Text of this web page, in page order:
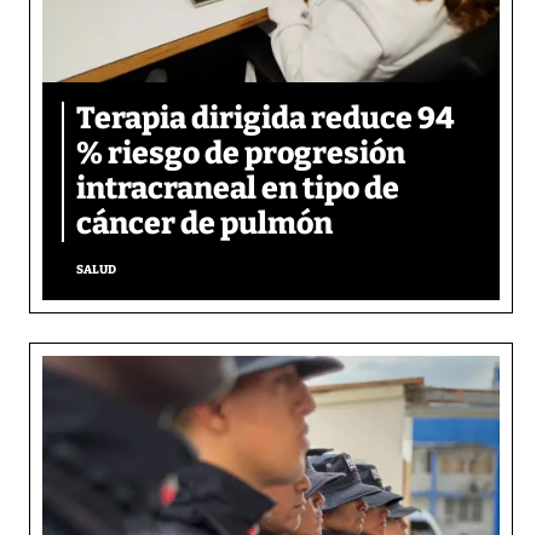
Terapia dirigida reduce 94
% riesgo de progresión
intracraneal en tipo de
cáncer de pulmón
SALUD